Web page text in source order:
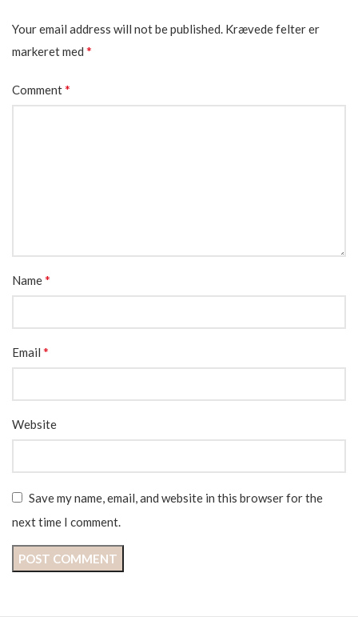
Your email address will not be published. Krævede felter er
markeret med *
Comment*
Name*
Email *
Website
Save my name, email, and website in this browser for the
next time I comment.